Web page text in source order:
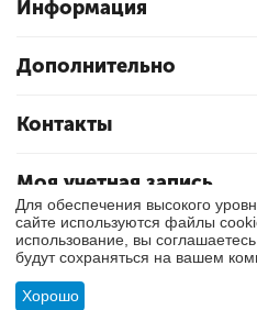
Информация
Дополнительно
Контакты
Моя учетная запись
© 2018 - 2026 Exly. Все права
Для обеспечения высокого
сайте используются файлы
использование, вы
будут сохраняться на вашем
Хорошо